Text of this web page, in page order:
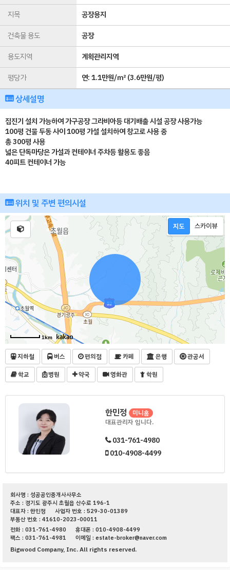
지목
공장용지
건축물 용도
공장
용도지역
계획관리지역
평당가
연:1.1만원/㎡(3.6만원/평)
상세설명
집진기 설치 가능하여 가구공장 그라비아등 대기배출 시설 공장 사용가능
100평 건물 두동 사이 100평 가설 설치하여 창고로 사용 중
총 300평 사용
넓은 단독마당은 가설과 컨테이너 주차등 활용도 좋음
40피트 컨테이너 가능
위치 및 주변 편의시설
1km
지하철 버스 편의점 카페 은행
관공서
학교
병원 약국 영화관 학원
한민정 미니홈
대표관리자 입니다.
031-761-4980
010-4908-4499
회사명 : 성공공인중개사사무소
주소 : 경기도 광주시 초월읍 산수로 196-1
대표자 : 한민정
사업자 번호 : 529-30-01389
부동산 번호 : 41610-2023-00011
전화 : 031-761-4980
휴대폰 : 010-4908-4499
팩스 : 031-761-4981
이메일 : estate-broker@naver.com
Bigwood Company, Inc. All rights reserved.